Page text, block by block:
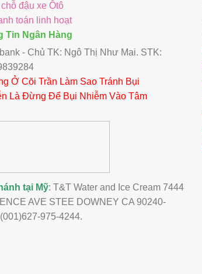
đậu xe Ôtô
toán linh hoạt
Tin Ngân Hàng
- Chủ TK: Ngô Thị Như Mai. STK:
Ở Cõi Trần Làm Sao Tránh Bụi
Là Đừng Để Bụi Nhiễm Vào Tâm
tại Mỹ: T&T Water and Ice Cream 7444
AVE STEE DOWNEY CA 90240-
975-4244.